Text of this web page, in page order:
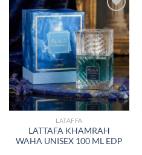
AÑADIR
A LA
LISTA
DE
DESEOS
LATAFFA
LATTAFA KHAMRAH
WAHA UNISEX 100 ML EDP